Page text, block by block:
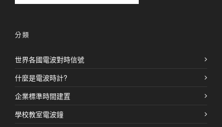
分類
世界各國電波對時信號
什麼是電波時計?
企業標準時間建置
學校教室電波鐘